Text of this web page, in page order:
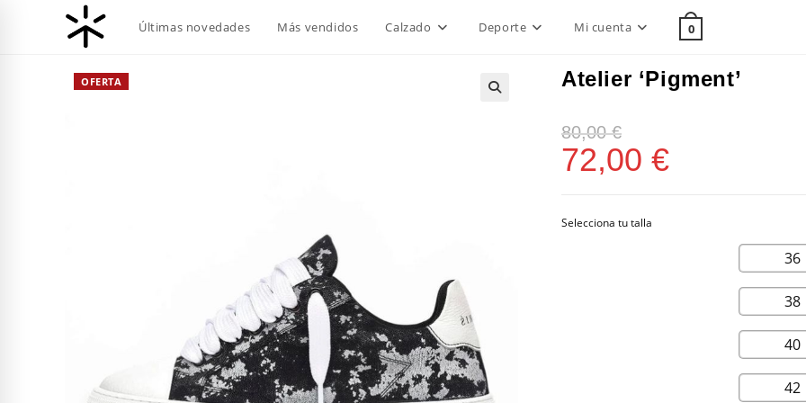
Últimas novedades Más vendidos Calzado Deporte Mi cuenta 0
OFERTA Atelier ‘Pigment’
80,00€
72,00 €
36
38
40
42